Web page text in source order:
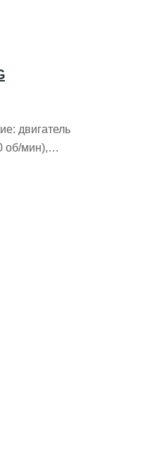
двигатель
об/мин),
(7 футов),
стол
круга,
зажима